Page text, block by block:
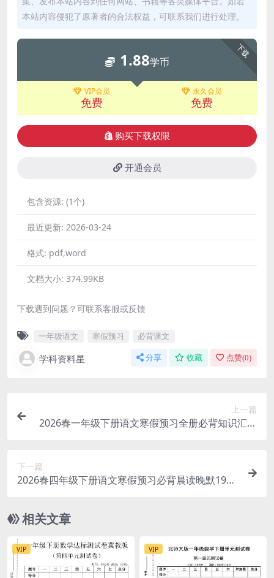
本站内容侵犯了原著者的合法权益，可联系我们进行处理。
下载
1.88学币
VIP会员
免费
永久会员
免费
购买下载权限
开通会员
包含资源: (1个)
最近更新: 2026-03-24
格式: pdf,word
文档大小: 374.99KB
下载遇到问题？可联系客服或反馈
一年级语文 寒假预习 必背课文
学科资料星 分享 收藏 点赞(0)
上一篇
2026春一年级下册语文寒假预习全册必背知识汇总
下一篇
2026春四年级下册语文寒假预习必背晨读晚默19关
相关文章
VIP VIP